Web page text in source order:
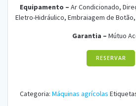
Equipamento – Ar Condicionado,
Eletro-Hidráulico, Embraiagem de
Garantia – Mútuo
RESERVAR
Categoria: Máquinas agrícolas